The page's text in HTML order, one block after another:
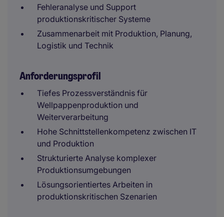
Fehleranalyse und Support
produktionskritischer Systeme
Zusammenarbeit mit Produktion, Planung,
Logistik und Technik
Anforderungsprofil
Tiefes Prozessverständnis für
Wellpappenproduktion und
Weiterverarbeitung
Hohe Schnittstellenkompetenz zwischen IT
und Produktion
Strukturierte Analyse komplexer
Produktionsumgebungen
Lösungsorientiertes Arbeiten in
produktionskritischen Szenarien